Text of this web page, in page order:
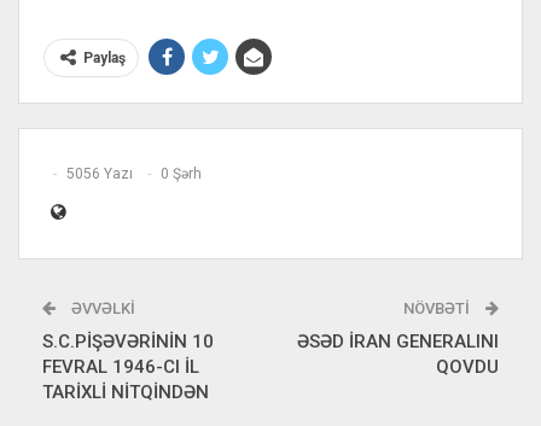
Paylaş
5056 Yazı 0 Şərh
ƏVVƏLKI
S.C.PİŞƏVƏRİNİN 10
FEVRAL 1946-CI İL
TARİXLİ NİTQİNDƏN
NÖVBƏTI
ƏSƏD İRAN GENERALINI
QOVDU